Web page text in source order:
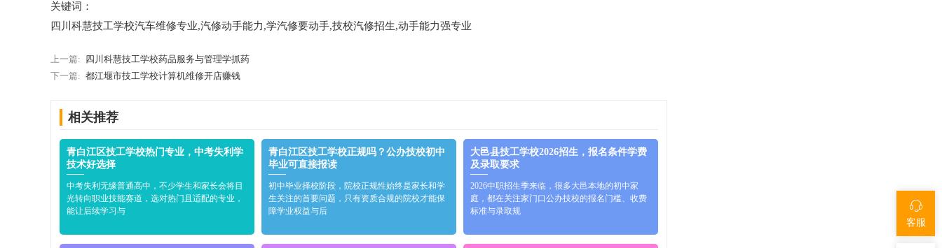
关键词：
四川科慧技工学校汽车维修专业,汽修动手能力,学汽修要动手,技校汽修招生,动手能力强专业
上一篇: 四川科慧技工学校药品服务与管理学抓药
下一篇: 都江堰市技工学校计算机维修开店赚钱
相关推荐
青白江区技工学校热门专业，中考失利学
技术好选择
中考失利无缘普通高中，不少学生和家长会将目
光转向职业技能赛道，选对热门且适配的专业，
能让后续学习与
青白江区技工学校正规吗？公办技校初中
毕业可直接报读
初中毕业择校阶段，院校正规性始终是家长和学
生关注的首要问题，只有资质合规的院校才能保
障学业权益与后
大邑县技工学校2026招生，报名条件学费
及录取要求
2026中职招生季来临，很多大邑本地的初中家
庭，都在关注家门口公办技校的报名门槛、收费
标准与录取规
客服